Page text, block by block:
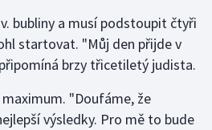
bubliny a musí podstoupit čtyři
startovat. "Můj den přijde v
brzy třicetiletý judista.
"Doufáme, že
výsledky. Pro mě to bude